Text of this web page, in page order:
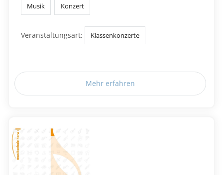
Musik Konzert
Veranstaltungsart: Klassenkonzerte
Mehr erfahren